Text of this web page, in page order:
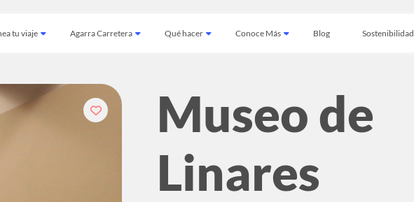
tu viaje Agarra Carretera Qué hacer Conoce Más Blog Sostenibilidad
Museo de
Linares